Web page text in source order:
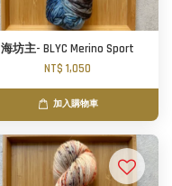
海坊主- BLYC Merino Sport
NT$ 1,050
加入購物車